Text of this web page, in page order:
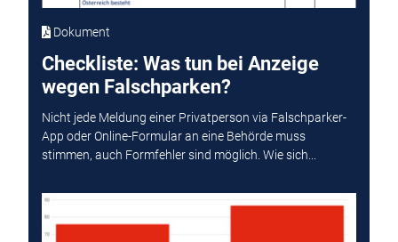
Dokument
Checkliste: Was tun bei Anzeige
wegen Falschparken?
Nicht jede Meldung einer Privatperson via Falschparker-
App oder Online-Formular an eine Behörde muss
stimmen, auch Formfehler sind möglich. Wie sich...